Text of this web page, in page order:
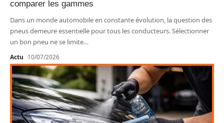
comparer les gammes
Dans un monde automobile en constante évolution, la question des
pneus demeure essentielle pour tous les conducteurs. Sélectionner
un bon pneu ne se limite…
Actu 10/07/2026